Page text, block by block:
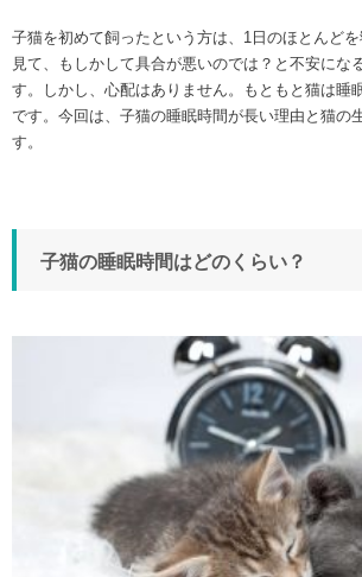
子猫を初めて飼ったという方は、1日のほとんど
見て、もしかして具合が悪いのでは？と不安にな
す。しかし、心配はありません。もともと猫は睡
です。今回は、子猫の睡眠時間が長い理由と猫の
す。
子猫の睡眠時間はどのくらい？